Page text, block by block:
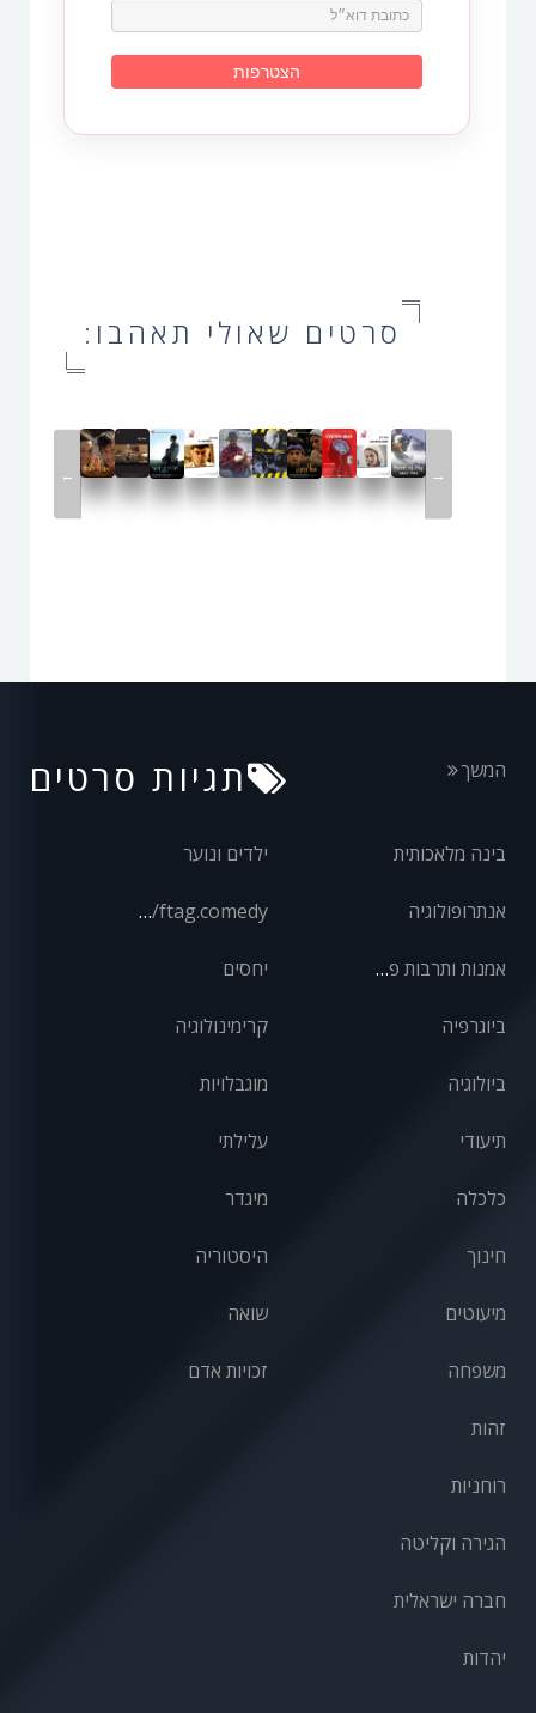
סרטים שאולי תאהבו:
← →
תגיות סרטים המשך
בינה מלאכותית
אנתרופולוגיה
אמנות ותרבות פופולרית
ביוגרפיה
ביולוגיה
ילדים ונוער
front/ftag.comedy
יחסים
קרימינולוגיה
מוגבלויות
תיעודי
כלכלה
חינוך
מיעוטים
משפחה
עלילתי
מיגדר
היסטוריה
שואה
זכויות אדם
זהות
רוחניות
הגירה וקליטה
חברה ישראלית
יהדות